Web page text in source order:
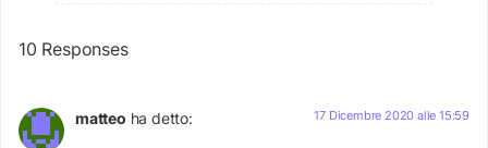
10 Responses
matteo ha detto: 17 Dicembre 2020 alle 15:59